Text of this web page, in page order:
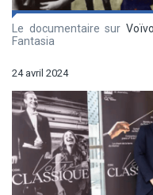
Le documentaire sur
Fantasia
24 avril 2024